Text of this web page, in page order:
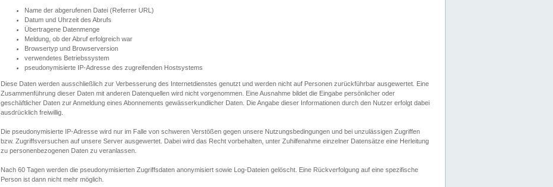
Name der abgerufenen Datei (Referrer URL)
Datum und Uhrzeit des Abrufs
Übertragene Datenmenge
Meldung, ob der Abruf erfolgreich war
Browsertyp und Browserversion
verwendetes Betriebssystem
pseudonymisierte IP-Adresse des zugreifenden Hostsystems
Diese Daten werden ausschließlich zur Verbesserung des Internetdienstes genutzt und werden nicht auf Personen zurückführbar ausgewertet. Eine
Zusammenführung dieser Daten mit anderen Datenquellen wird nicht vorgenommen. Eine Ausnahme bildet die Eingabe persönlicher oder
geschäftlicher Daten zur Anmeldung eines Abonnements gewässerkundlicher Daten. Die Angabe dieser Informationen durch den Nutzer erfolgt dabei
ausdrücklich freiwillig.
Die pseudonymisierte IP-Adresse wird nur im Falle von schweren Verstößen gegen unsere Nutzungsbedingungen und bei unzulässigen Zugriffen
bzw. Zugriffsversuchen auf unsere Server ausgewertet. Dabei wird das Recht vorbehalten, unter Zuhilfenahme einzelner Datensätze eine Herleitung
zu personenbezogenen Daten zu veranlassen.
Nach 60 Tagen werden die pseudonymisierten Zugriffsdaten anonymisiert sowie Log-Dateien gelöscht. Eine Rückverfolgung auf eine spezifische
Person ist dann nicht mehr möglich.